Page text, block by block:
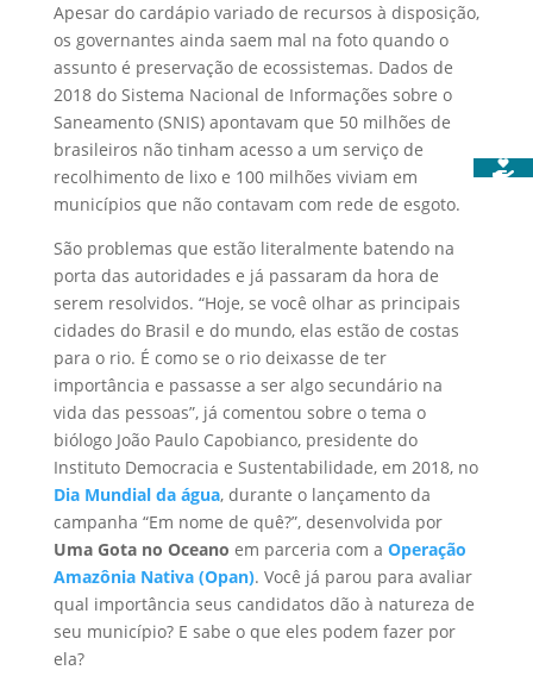
Apesar do cardápio variado de recursos à disposição,
os governantes ainda saem mal na foto quando o
assunto é preservação de ecossistemas. Dados de
2018 do Sistema Nacional de Informações sobre o
Saneamento (SNIS) apontavam que 50 milhões de
brasileiros não tinham acesso a um serviço de
recolhimento de lixo e 100 milhões viviam em
municípios que não contavam com rede de esgoto.
São problemas que estão literalmente batendo na
porta das autoridades e já passaram da hora de
serem resolvidos. “Hoje, se você olhar as principais
cidades do Brasil e do mundo, elas estão de costas
para o rio. É como se o rio deixasse de ter
importância e passasse a ser algo secundário na
vida das pessoas”, já comentou sobre o tema o
biólogo João Paulo Capobianco, presidente do
Instituto Democracia e Sustentabilidade, em 2018, no
Dia Mundial da água, durante o lançamento da
campanha “Em nome de quê?”, desenvolvida por
Uma Gota no Oceano em parceria com a Operação
Amazônia Nativa (Opan). Você já parou para avaliar
qual importância seus candidatos dão à natureza de
seu município? E sabe o que eles podem fazer por
ela?